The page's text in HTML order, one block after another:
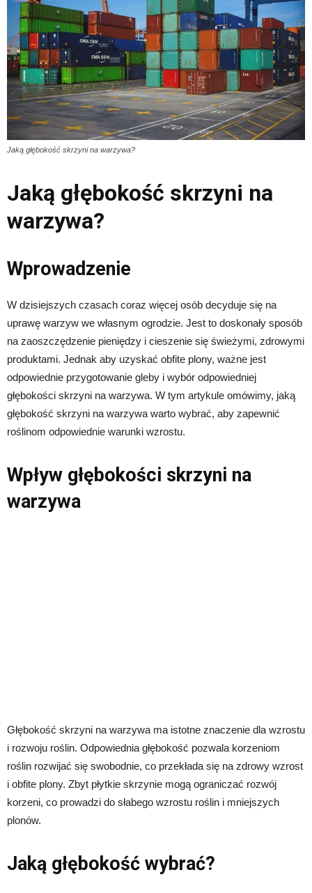
Jaką głębokość skrzyni na warzywa?
Jaką głębokość skrzyni na
warzywa?
Wprowadzenie
W dzisiejszych czasach coraz więcej osób decyduje się na
uprawę warzyw we własnym ogrodzie. Jest to doskonały sposób
na zaoszczędzenie pieniędzy i cieszenie się świeżymi, zdrowymi
produktami. Jednak aby uzyskać obfite plony, ważne jest
odpowiednie przygotowanie gleby i wybór odpowiedniej
głębokości skrzyni na warzywa. W tym artykule omówimy, jaką
głębokość skrzyni na warzywa warto wybrać, aby zapewnić
roślinom odpowiednie warunki wzrostu.
Wpływ głębokości skrzyni na
warzywa
Głębokość skrzyni na warzywa ma istotne znaczenie dla wzrostu
i rozwoju roślin. Odpowiednia głębokość pozwala korzeniom
roślin rozwijać się swobodnie, co przekłada się na zdrowy wzrost
i obfite plony. Zbyt płytkie skrzynie mogą ograniczać rozwój
korzeni, co prowadzi do słabego wzrostu roślin i mniejszych
plonów.
Jaką głębokość wybrać?